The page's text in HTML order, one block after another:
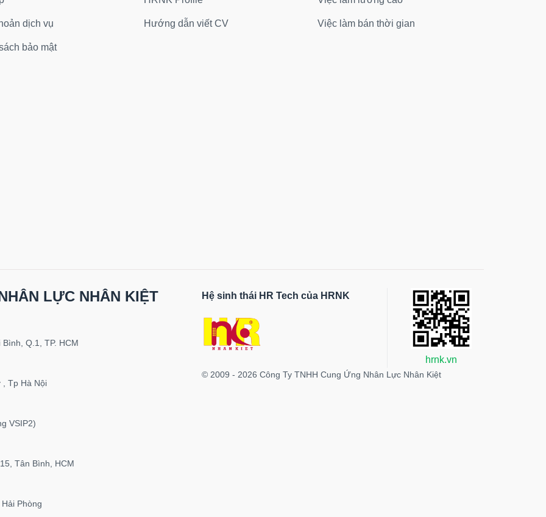
dịch vụ
bảo mật
Hướng dẫn viết CV Việc làm bán thời gian
LỰC NHÂN KIỆT
Q.1, TP. HCM
, Tp Hà Nội
VSIP2)
Tân Bình, HCM
Phòng
Hệ sinh thái HR Tech của HRNK
hrnk.vn
© 2009 - 2026 Công Ty TNHH Cung Ứng Nhân Lực Nhân Kiệt